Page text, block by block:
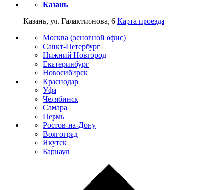
Казань
Казань, ул. Галактионова, 6 Карта проезда
Москва (основной офис)
Санкт-Петербург
Нижний Новгород
Екатеринбург
Новосибирск
Краснодар
Уфа
Челябинск
Самара
Пермь
Ростов-на-Дону
Волгоград
Якутск
Барнаул